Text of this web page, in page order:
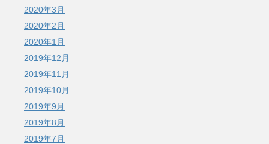
2020年3月
2020年2月
2020年1月
2019年12月
2019年11月
2019年10月
2019年9月
2019年8月
2019年7月